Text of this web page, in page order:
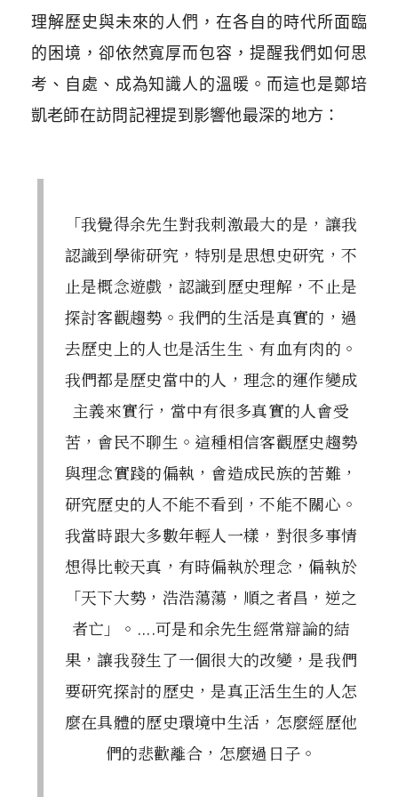
理解歷史與未來的人們，在各自的時代所面臨
的困境，卻依然寬厚而包容，提醒我們如何思
考、自處、成為知識人的溫暖。而這也是鄭培
凱老師在訪問記裡提到影響他最深的地方：
「我覺得余先生對我刺激最大的是，讓我
認識到學術研究，特別是思想史研究，不
止是概念遊戲，認識到歷史理解，不止是
探討客觀趨勢。我們的生活是真實的，過
去歷史上的人也是活生生、有血有肉的。
我們都是歷史當中的人，理念的運作變成
主義來實行，當中有很多真實的人會受
苦，會民不聊生。這種相信客觀歷史趨勢
與理念實踐的偏執，會造成民族的苦難，
研究歷史的人不能不看到，不能不關心。
我當時跟大多數年輕人一樣，對很多事情
想得比較天真，有時偏執於理念，偏執於
「天下大勢，浩浩蕩蕩，順之者昌，逆之
者亡」。....可是和余先生經常辯論的結
果，讓我發生了一個很大的改變，是我們
要研究探討的歷史，是真正活生生的人怎
麼在具體的歷史環境中生活，怎麼經歷他
們的悲歡離合，怎麼過日子。